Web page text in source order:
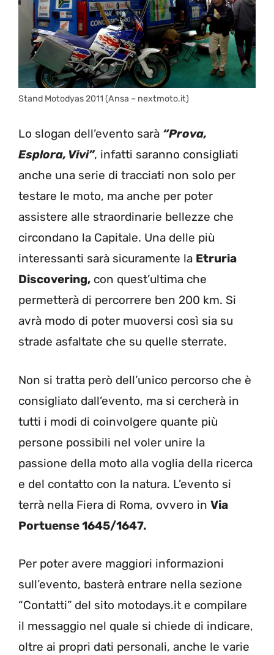
Stand Motodyas 2011 (Ansa – nextmoto.it)
Lo slogan dell’evento sarà “Prova,
Esplora, Vivi”, infatti saranno consigliati
anche una serie di tracciati non solo per
testare le moto, ma anche per poter
assistere alle straordinarie bellezze che
circondano la Capitale. Una delle più
interessanti sarà sicuramente la Etruria
Discovering, con quest’ultima che
permetterà di percorrere ben 200 km. Si
avrà modo di poter muoversi così sia su
strade asfaltate che su quelle sterrate.
Non si tratta però dell’unico percorso che è
consigliato dall’evento, ma si cercherà in
tutti i modi di coinvolgere quante più
persone possibili nel voler unire la
passione della moto alla voglia della ricerca
e del contatto con la natura. L’evento si
terrà nella Fiera di Roma, ovvero in Via
Portuense 1645/1647.
Per poter avere maggiori informazioni
sull’evento, basterà entrare nella sezione
“Contatti” del sito motodays.it e compilare
il messaggio nel quale si chiede di indicare,
oltre ai propri dati personali, anche le varie